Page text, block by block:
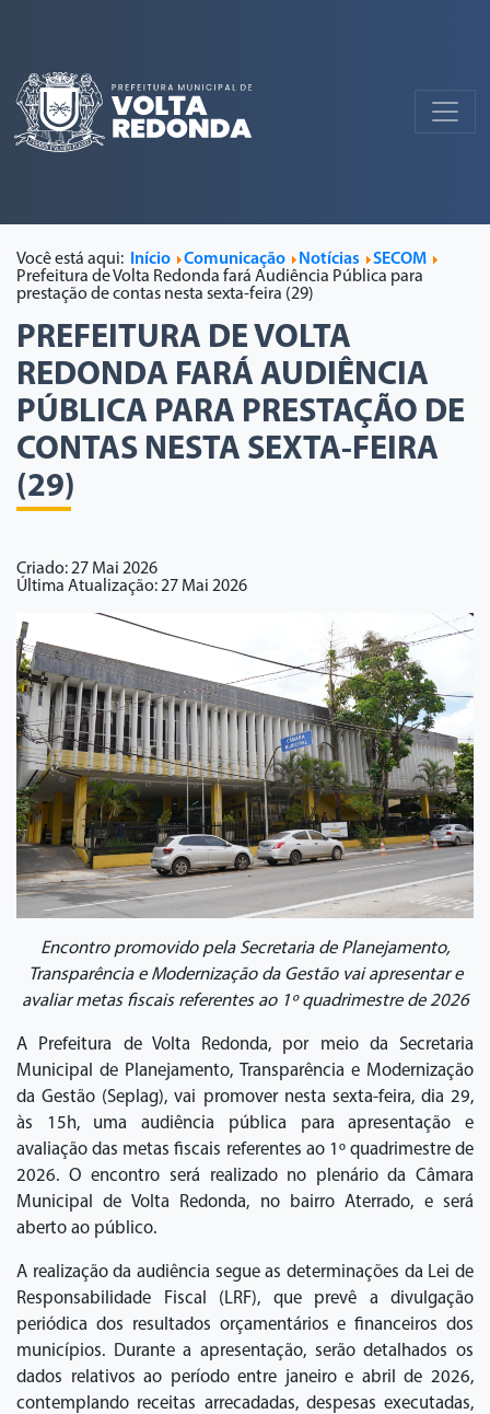
Você está aqui: Início Comunicação Notícias
SECOM
Prefeitura de Volta Redonda fará Audiência Pública para
prestação de contas nesta sexta-feira (29)
PREFEITURA DE VOLTA
REDONDA FARÁ AUDIÊNCIA
PÚBLICA PARA PRESTAÇÃO DE
CONTAS NESTA SEXTA-FEIRA
(29)
Criado: 27 Mai 2026
Última Atualização: 27 Mai 2026
Encontro promovido pela Secretaria de Planejamento,
Transparência e Modernização da Gestão vai apresentar e
avaliar metas fiscais referentes ao 1º quadrimestre de 2026
A Prefeitura de Volta Redonda, por meio da Secretaria
Municipal de Planejamento, Transparência e Modernização
da Gestão (Seplag), vai promover nesta sexta-feira, dia 29,
às 15h, uma audiência pública para apresentação e
avaliação das metas fiscais referentes ao 1º quadrimestre de
2026. O encontro será realizado no plenário da Câmara
Municipal de Volta Redonda, no bairro Aterrado, e será
aberto ao público.
A realização da audiência segue as determinações da Lei de
Responsabilidade Fiscal (LRF), que prevê a divulgação
periódica dos resultados orçamentários e financeiros dos
municípios. Durante a apresentação, serão detalhados os
dados relativos ao período entre janeiro e abril de 2026,
contemplando receitas arrecadadas, despesas executadas,